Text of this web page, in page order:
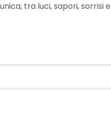
tra luci, sapori, sorrisi